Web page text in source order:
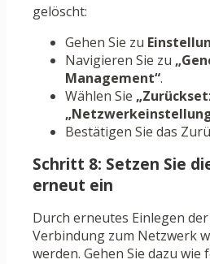
gelöscht:
Gehen Sie zu
Navigieren Sie zu
Management“.
Wählen Sie
Bestätigen Sie das
Schritt 8: Setzen Sie
erneut ein
Durch erneutes Einlegen
Verbindung zum Netzwerk
werden. Gehen Sie dazu wie